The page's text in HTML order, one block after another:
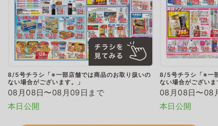
8/5号チラシ「※一部店舗では商品のお取り扱いの
ない場合がございます。」
08月08日〜08月09日まで
本日公開
8/5号チラシ「※一
ない場合がございま
08月08日〜08
本日公開